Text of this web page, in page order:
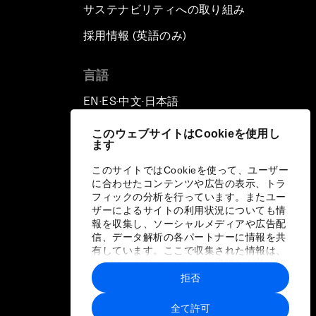
このウェブサイトはCookieを使用し
ます
このサイトではCookieを使って、ユーザー
に合わせたコンテンツや広告の表示、トラ
フィックの分析を行っています。またユー
ザーによるサイトの利用状況についても情
報を収集し、ソーシャルメディアや広告配
信、データ解析の各パートナーに情報を共
有しています。ここで収集された情報は、
ユーザーが各パートナーに提供した他の情
報や各パートナーのサービスを使用した際
に収集された情報と組み合わされ、各パー
トナーによって使用されることがありま
全て許可
拒否
サステナビリティへの取り組み
採用情報 (英語のみ)
言語
EN ▪ ES▪中文▪ 日本語